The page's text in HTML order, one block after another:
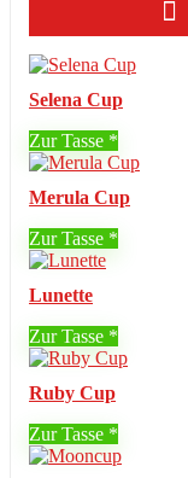
Selena Cup
Zur Tasse
Merula Cup
Zur Tasse
Lunette
Zur Tasse
Ruby Cup
Zur Tasse